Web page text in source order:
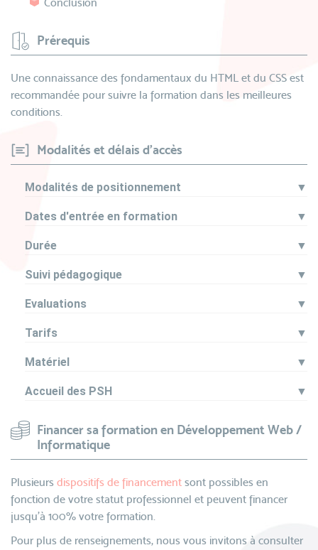
Prérequis
Une connaissance des fondamentaux du HTML et du CSS est
recommandée pour suivre la formation dans les meilleures
conditions.
Modalités et délais d'accès
Modalités de positionnement ▼
Dates d'entrée en formation ▼
Durée ▼
Suivi pédagogique ▼
Evaluations ▼
Tarifs ▼
Matériel ▼
Accueil des PSH ▼
Financer sa formation en Développement Web /
Informatique
Plusieurs dispositifs de financement sont possibles en
fonction de votre statut professionnel et peuvent financer
jusqu’à 100% votre formation.
Pour plus de renseignements, nous vous invitons à consulter